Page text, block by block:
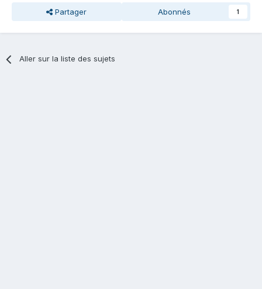
Partager Abonnés 1
Aller sur la liste des sujets